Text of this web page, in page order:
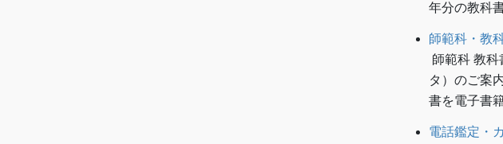
年分の教科
師範科・教
師範科 教科
タ）のご案
書を電子書
電話鑑定・